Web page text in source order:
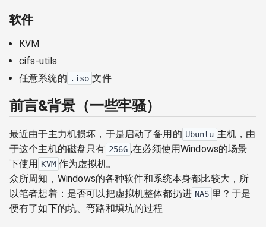
软件
KVM
cifs-utils
任意系统的 .iso 文件
前言&背景（一些牢骚）
最近由于主力机损坏，于是启动了备用的 Ubuntu 主机，由
于这个主机的磁盘只有 256G ,在必须使用Windows的场景
下使用 KVM 作为虚拟机。
众所周知，Windows的各种软件和系统本身都比较大，所
以笔者想着：是否可以把虚拟机整体都扔进 NAS 里？于是
便有了如下的坑、弯路和填坑的过程